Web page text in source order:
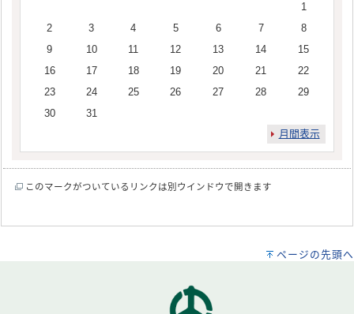
1
2
3 4 5 6 7
8
9
10 11 12 13 14
15
16
17 18 19 20 21
22
23
24 25 26 27 28
29
30
31
月間表示
このマークがついているリンクは別ウインドウで開きます
ページの先頭へ